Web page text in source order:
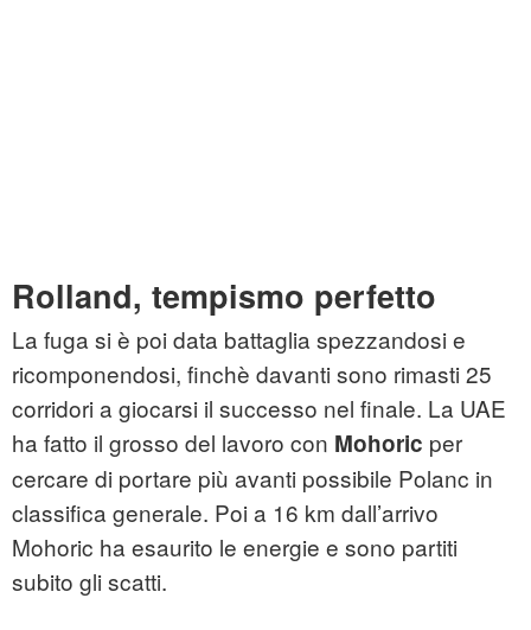
Rolland, tempismo perfetto
La fuga si è poi data battaglia spezzandosi e
ricomponendosi, finchè davanti sono rimasti 25
corridori a giocarsi il successo nel finale. La UAE
ha fatto il grosso del lavoro con Mohoric per
cercare di portare più avanti possibile Polanc in
classifica generale. Poi a 16 km dall’arrivo
Mohoric ha esaurito le energie e sono partiti
subito gli scatti.